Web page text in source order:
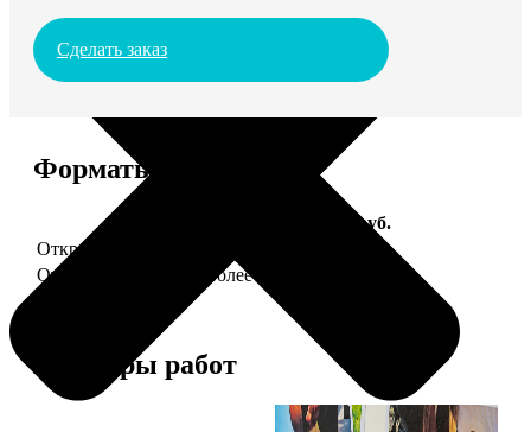
Сделать заказ
Форматы и цены
Цена, руб.
Открытка А5 "отправим за Вас"
Открытка А5 6 шт и более
Примеры работ